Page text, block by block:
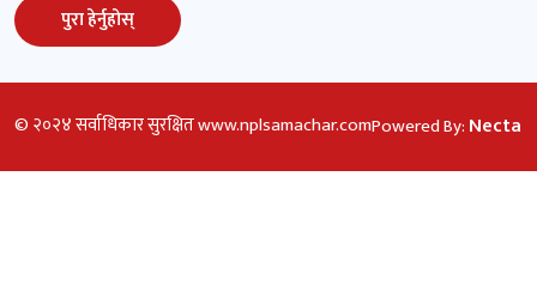
पुरा हेर्नुहोस्
© २०२४ सर्वाधिकार सुरक्षित www.nplsamachar.comPowered By: Nectar